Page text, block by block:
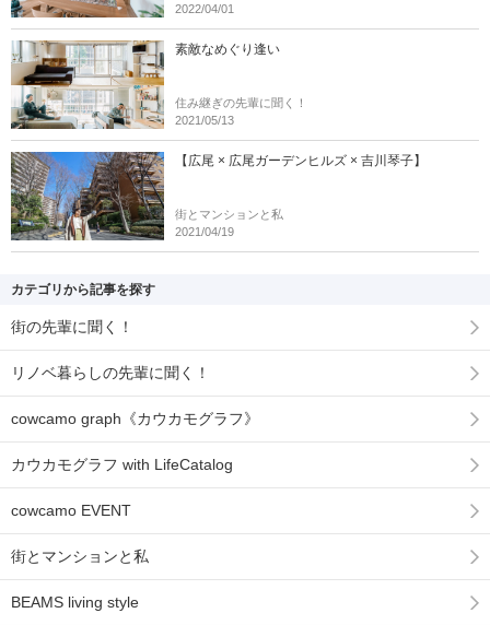
2022/04/01
素敵なめぐり逢い
住み継ぎの先輩に聞く！
2021/05/13
【広尾 × 広尾ガーデンヒルズ × 吉川琴子】
街とマンションと私
2021/04/19
カテゴリから記事を探す
街の先輩に聞く！
リノベ暮らしの先輩に聞く！
cowcamo graph《カウカモグラフ》
カウカモグラフ with LifeCatalog
cowcamo EVENT
街とマンションと私
BEAMS living style